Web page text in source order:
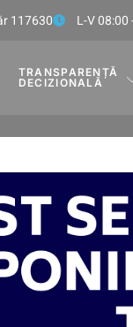
117630 L-V 08:00
TRANSPARENȚĂ
DECIZIONALĂ